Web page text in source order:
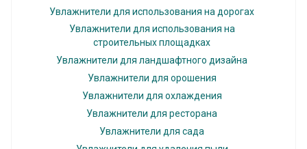
Увлажнители для использования на дорогах
Увлажнители для использования на
строительных площадках
Увлажнители для ландшафтного дизайна
Увлажнители для орошения
Увлажнители для охлаждения
Увлажнители для ресторана
Увлажнители для сада